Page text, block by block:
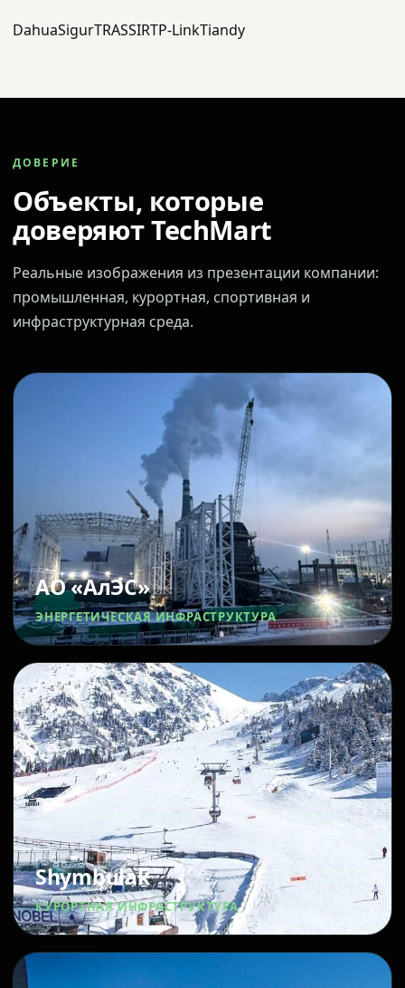
DahuaSigurTRASSIRTP-LinkTiandy
ДОВЕРИЕ
Объекты, которые
доверяют TechMart
Реальные изображения из презентации компании:
промышленная, курортная, спортивная и
инфраструктурная среда.
АО «АлЭС»
ЭНЕРГЕТИЧЕСКАЯ ИНФРАСТРУКТУРА
Shymbulak
КУРОРТНАЯ ИНФРАСТРУКТУРА